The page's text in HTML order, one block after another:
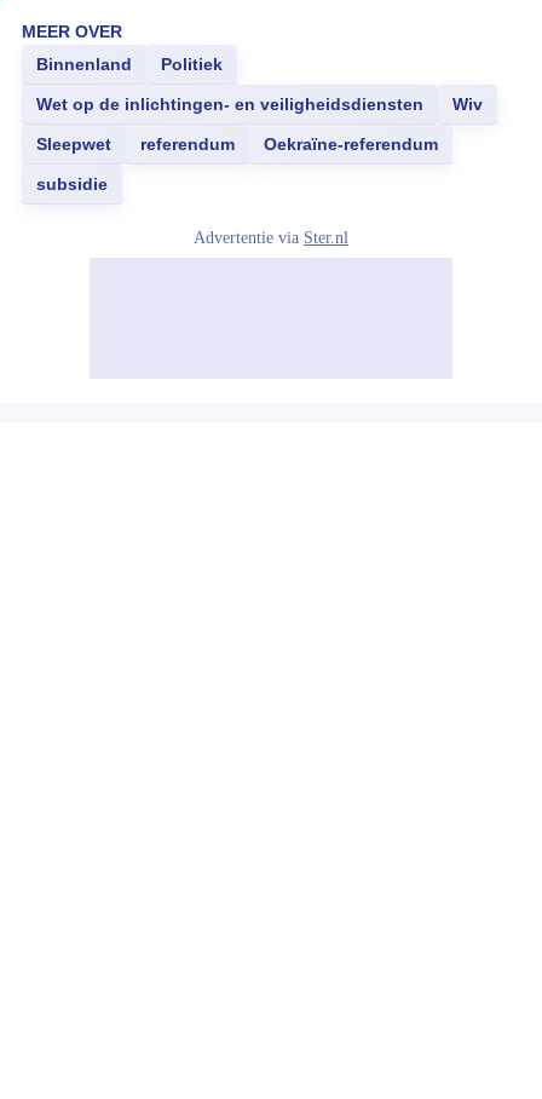
MEER OVER
Binnenland
Politiek
Wet op de inlichtingen- en veiligheidsdiensten Wiv
Sleepwet referendum Oekraïne-referendum
subsidie
Advertentie via Ster.nl